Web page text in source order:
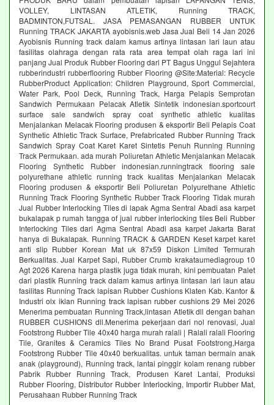
VOLLEY, LINTASAN ATLETIK, Running TRACK,
BADMINTON,FUTSAL. JASA PEMASANGAN RUBBER UNTUK
Running TRACK JAKARTA ayobisnis.web Jasa Jual Beli 14 Jan 2026
Ayobisnis Running track dalam kamus artinya lintasan lari laun atau
fasilitas olahraga dengan rata rata area tempat olah raga lari ini
panjang Jual Produk Rubber Flooring dari PT Bagus Unggul Sejahtera
rubberindustri rubberflooring Rubber Flooring @Site:Material: Recycle
RubberProduct Application: Children Playground, Sport Commercial,
Water Park, Pool Deck, Running Track, Harga Pelapis Semprotan
Sandwich Permukaan Pelacak Atletik Sintetik indonesian.sportcourt
surface sale sandwich spray coat synthetic athletic kualitas
Menjalankan Melacak Flooring produsen & eksportir Beli Pelapis Coat
Synthetic Athletic Track Surface, Prefabricated Rubber Running Track
Sandwich Spray Coat Karet Karet Sintetis Penuh Running Running
Track Permukaan. ada murah Poliuretan Athletic Menjalankan Melacak
Flooring Synthetic Rubber indonesian.runningtrack flooring sale
polyurethane athletic running track kualitas Menjalankan Melacak
Flooring produsen & eksportir Beli Poliuretan Polyurethane Athletic
Running Track Flooring Synthetic Rubber Track Flooring Tidak murah
Jual Rubber Interlocking Tiles di lapak Agma Sentral Abadi asa karpet
bukalapak p rumah tangga of jual rubber interlocking tiles Beli Rubber
Interlocking Tiles dari Agma Sentral Abadi asa karpet Jakarta Barat
hanya di Bukalapak. Running TRACK & GARDEN Keset karpet karet
anti slip Rubber Korean Mat uk 87x59 Diskon Limited Termurah
Berkualitas. Jual Karpet Sapi, Rubber Crumb krakataumediagroup 10
Agt 2026 Karena harga plastik juga tidak murah, kini pembuatan Palet
dari plastik Running track dalam kamus artinya lintasan lari laun atau
fasilitas Running Track lapisan Rubber Cushions Klaten Kab. Kantor &
Industri olx iklan Running track lapisan rubber cushions 29 Mei 2026
Menerima pembuatan Running Track,lintasan Atletik dll dengan bahan
RUBBER CUSHIONS dll.Menerima pekerjaan dari nol renovasi, Jual
Footstrong Rubber Tile 40x40 harga murah ralali | Ralali ralali Flooring
Tile, Granites & Ceramics Tiles No Brand Pusat Footstrong,Harga
Footstrong Rubber Tile 40x40 berkualitas. untuk taman bermain anak
anak (playground), Running track, lantai pinggir kolam renang rubber
Pabrik Rubber Running Track, Produsen Karet Lantai, Produksi
Rubber Flooring, Distributor Rubber Interlocking, Importir Rubber Mat,
Perusahaan Rubber Running Track